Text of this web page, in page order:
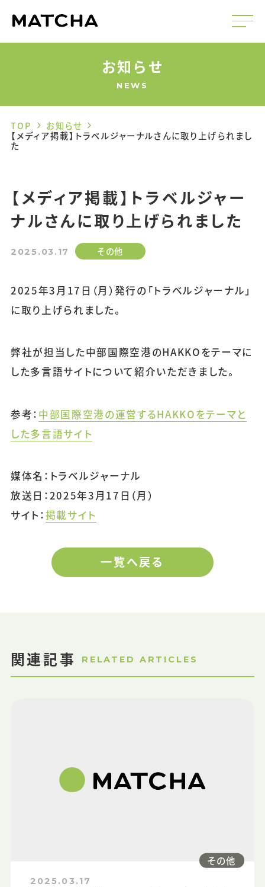
お知らせ
NEWS
TOP
お知らせ
【メディア掲載】トラベルジャーナルさんに取り上げられまし
た
【メディア掲載】トラベルジャー
ナルさんに取り上げられました
2025.03.17 その他
2025年3月17日（月）発行の「トラベルジャーナル」
に取り上げられました。
弊社が担当した中部国際空港のHAKKOをテーマに
した多言語サイトについて紹介いただきました。
参考： 中部国際空港の運営するHAKKOをテーマと
した多言語サイト
媒体名：トラベルジャーナル
放送日：2025年3月17日（月）
サイト：掲載サイト
一覧へ戻る
関連記事 RELATED ARTICLES
その他
2025.03.17